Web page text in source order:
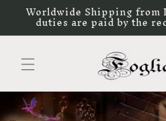
direttamente
ai contenuti
Worldwide Shipping from
duties are paid by the